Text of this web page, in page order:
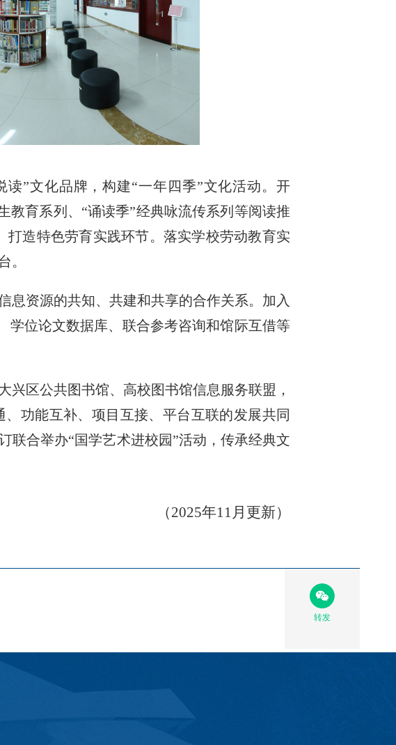
”文化品牌，构建“一年四季”文化活动。开
教育系列、“诵读季”经典咏流传系列等阅读推
打造特色劳育实践环节。落实学校劳动教育实
。
息资源的共知、共建和共享的合作关系。加入
学位论文数据库、联合参考咨询和馆际互借等
区公共图书馆、高校图书馆信息服务联盟，
功能互补、项目互接、平台互联的发展共同
联合举办“国学艺术进校园”活动，传承经典文
（2025年11月更新）
转发